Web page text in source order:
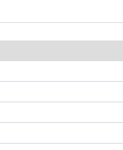
r
a
r
g
o
m